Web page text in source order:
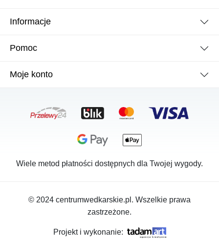
Informacje
Pomoc
Moje konto
Wiele metod płatności dostępnych dla Twojej wygody.
© 2024 centrumwedkarskie.pl. Wszelkie prawa
zastrzeżone.
Projekt i wykonanie: